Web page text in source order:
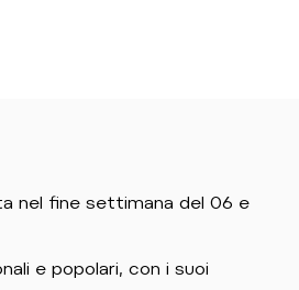
nel fine settimana del 06 e
e popolari, con i suoi